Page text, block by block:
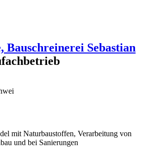
Bauschreinerei Sebastian
mit Naturbaustoffen, Verarbeitung von
und bei Sanierungen